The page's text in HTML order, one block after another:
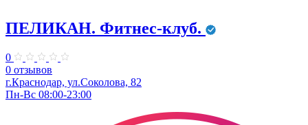
ПЕЛИКАН. Фитнес-клуб.
0
0 отзывов
г.Краснодар, ул.Соколова, 82
Пн-Вс 08:00-23:00